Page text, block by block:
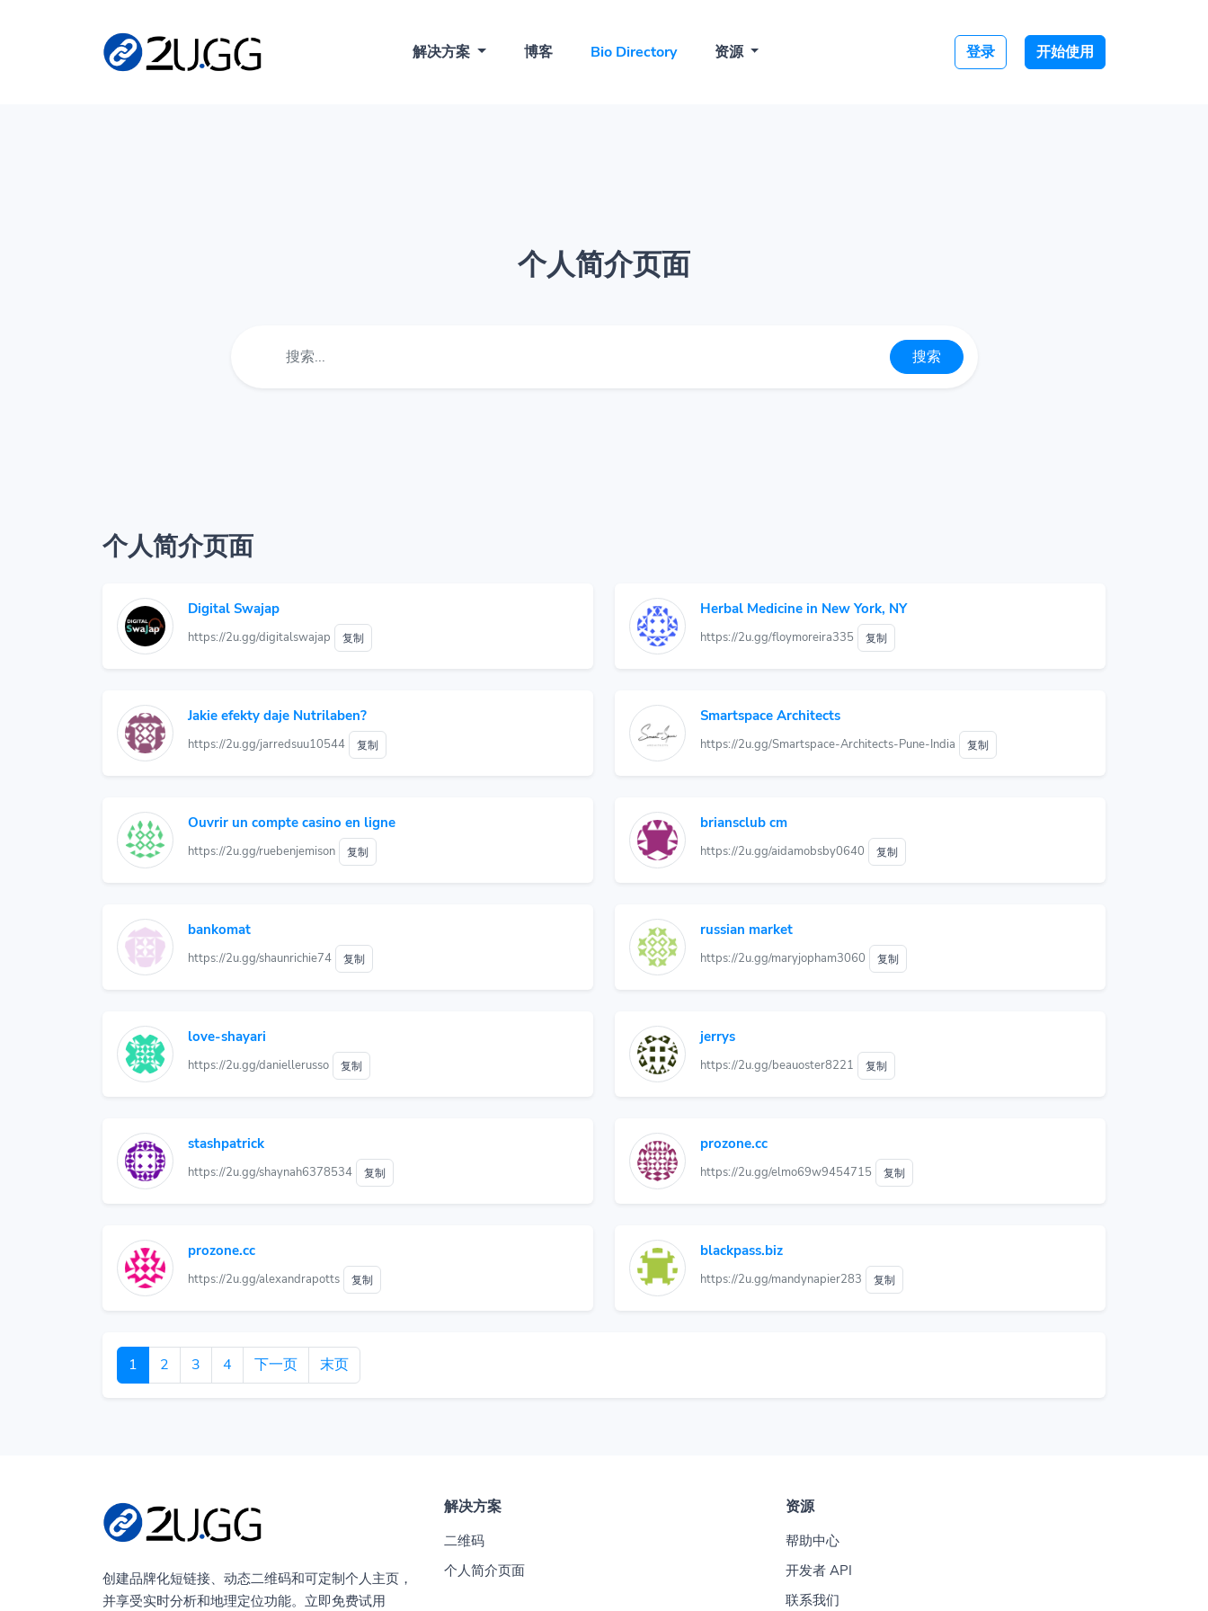
解决方案 博客 Bio Directory 资源 登录 开始使用
个人简介页面
搜索
个人简介页面
Digital Swajap
https://2u.gg/digitalswajap 复制
Herbal Medicine in New York, NY
https://2u.gg/floymoreira335 复制
Jakie efekty daje Nutrilaben?
https://2u.gg/jarredsuu10544 复制
Smartspace Architects
https://2u.gg/Smartspace-Architects-Pune-India 复制
Ouvrir un compte casino en ligne
https://2u.gg/ruebenjemison 复制
briansclub cm
https://2u.gg/aidamobsby0640 复制
bankomat
https://2u.gg/shaunrichie74 复制
russian market
https://2u.gg/maryjopham3060 复制
love-shayari
https://2u.gg/daniellerusso 复制
jerrys
https://2u.gg/beauoster8221 复制
stashpatrick
https://2u.gg/shaynah6378534 复制
prozone.cc
https://2u.gg/elmo69w9454715 复制
prozone.cc
https://2u.gg/alexandrapotts 复制
blackpass.biz
https://2u.gg/mandynapier283 复制
1 2 3 4 下一页 末页
创建品牌化短链接、动态二维码和可定制个人主页，
并享受实时分析和地理定位功能。立即免费试用
解决方案
二维码
个人简介页面
资源
帮助中心
开发者 API
联系我们